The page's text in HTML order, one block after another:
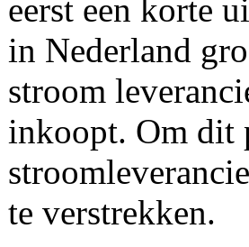
eerst een korte
in Nederland
stroom
inkoopt. Om dit
te verstrekken.